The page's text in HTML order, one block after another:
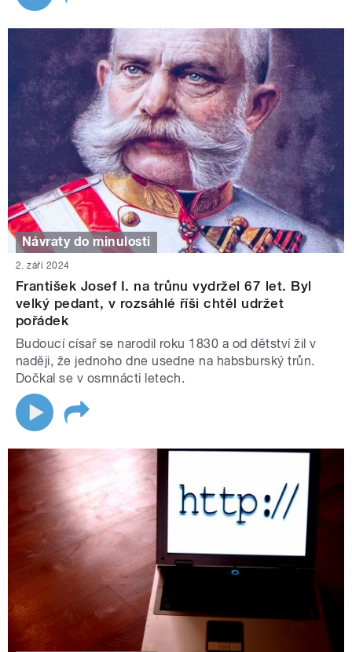
Návraty do minulosti
2. září 2024
František Josef I. na trůnu vydržel 67 let. Byl
velký pedant, v rozsáhlé říši chtěl udržet
pořádek
Budoucí císař se narodil roku 1830 a od dětství žil v
naději, že jednoho dne usedne na habsburský trůn.
Dočkal se v osmnácti letech.